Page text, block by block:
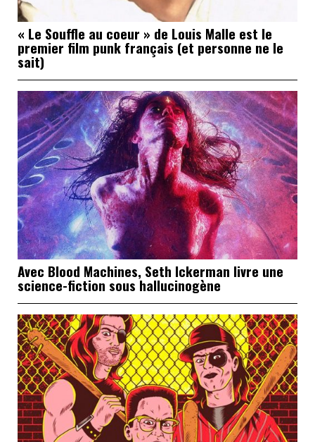
« Le Souffle au coeur » de Louis Malle est le
premier film punk français (et personne ne le
sait)
Avec Blood Machines, Seth Ickerman livre une
science-fiction sous hallucinogène